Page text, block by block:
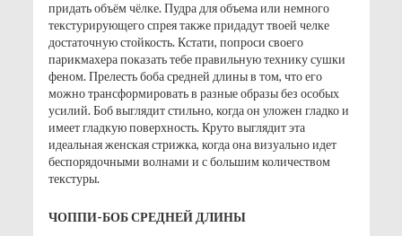
придать объём чёлке. Пудра для объема или немного
текстурирующего спрея также придадут твоей челке
достаточную стойкость. Кстати, попроси своего
парикмахера показать тебе правильную технику сушки
феном. Прелесть боба средней длины в том, что его
можно трансформировать в разные образы без особых
усилий. Боб выглядит стильно, когда он уложен гладко и
имеет гладкую поверхность. Круто выглядит эта
идеальная женская стрижка, когда она визуально идет
беспорядочными волнами и с большим количеством
текстуры.
ЧОППИ-БОБ СРЕДНЕЙ ДЛИНЫ